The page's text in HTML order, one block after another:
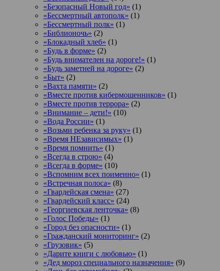
«Безопасный Новый год» (1)
«Бессмертный автополк» (1)
«Бессмертный полк» (1)
«Библионочь» (2)
«Блокадный хлеб» (1)
«Будь в форме» (2)
«Будь внимателен на дороге!» (1)
«Будь заметней на дороге» (2)
«Быт» (2)
«Вахта памяти» (2)
«Вместе против кибермошенников» (1)
«Вместе против террора» (2)
«Внимание – дети!» (10)
«Вода России» (1)
«Возьми ребенка за руку» (1)
«Время НЕзависимых» (1)
«Время помнить» (1)
«Всегда в строю» (4)
«Всегда в форме» (10)
«Вспомним всех поименно» (1)
«Встречная полоса» (8)
«Гвардейская смена» (27)
«Гвардейский класс» (24)
«Георгиевская ленточка» (8)
«Голос Победы» (1)
«Город без опасности» (1)
«Гражданский мониторинг» (2)
«Грузовик» (5)
«Дарите книги с любовью» (1)
«Дед мороз специального назначения» (9)